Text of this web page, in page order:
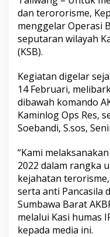
dan terororisme,
menggelar Operasi
seputaran wilayah
(KSB).
Kegiatan digelar
14 Februari,
dibawah komando
Kaminlog Ops Res,
Soebandi, S.sos,
“Kami
2022 dalam rangka
kejahatan
serta anti Pancasila
Sumbawa Barat
melalui Kasi humas
kepada media ini.